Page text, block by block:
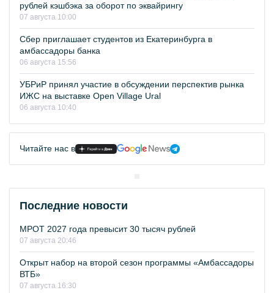
рублей кэшбэка за оборот по эквайрингу
07 августа 10:00
Сбер приглашает студентов из Екатеринбурга в
амбассадоры банка
06 августа 15:56
УБРиР принял участие в обсуждении перспектив рынка
ИЖС на выставке Open Village Ural
06 августа 10:40
Читайте нас в
Последние новости
МРОТ 2027 года превысит 30 тысяч рублей
07 августа 20:46
Открыт набор на второй сезон программы «Амбассадоры
ВТБ»
07 августа 16:30